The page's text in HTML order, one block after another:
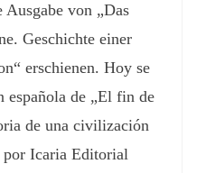
Ausgabe von „Das
Geschichte einer
erschienen. Hoy se
española de „El fin de
de una civilización
por Icaria Editorial